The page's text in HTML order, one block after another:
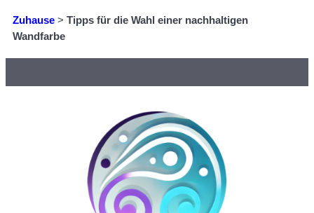
Zuhause > Tipps für die Wahl einer nachhaltigen
Wandfarbe